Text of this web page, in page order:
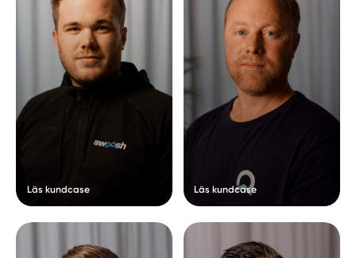
Läs kundcase Läs kundcase